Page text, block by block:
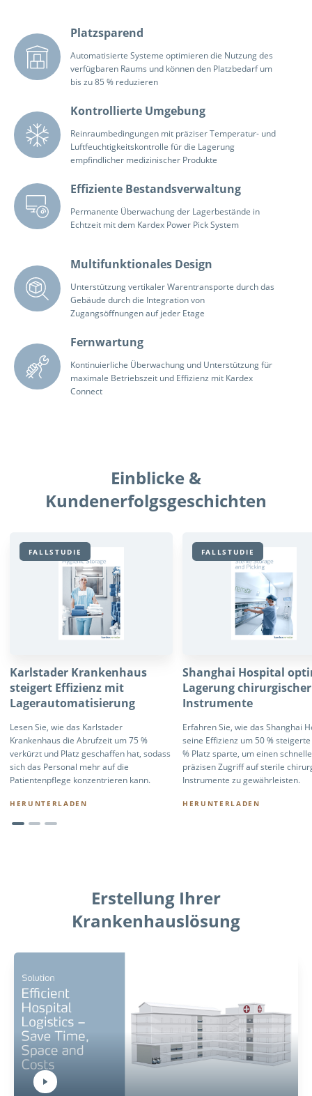
Platzsparend
Automatisierte Systeme optimieren die Nutzung des
verfügbaren Raums und können den Platzbedarf um
bis zu 85 % reduzieren
Kontrollierte Umgebung
Reinraumbedingungen mit präziser Temperatur- und
Luftfeuchtigkeitskontrolle für die Lagerung
empfindlicher medizinischer Produkte
Effiziente Bestandsverwaltung
Permanente Überwachung der Lagerbestände in
Echtzeit mit dem Kardex Power Pick System
Multifunktionales Design
Unterstützung vertikaler Warentransporte durch das
Gebäude durch die Integration von
Zugangsöffnungen auf jeder Etage
Fernwartung
Kontinuierliche Überwachung und Unterstützung für
maximale Betriebszeit und Effizienz mit Kardex
Connect
Einblicke &
Kundenerfolgsgeschichten
FALLSTUDIE
Karlstader Krankenhaus
steigert Effizienz mit
Lagerautomatisierung
Lesen Sie, wie das Karlstader
Krankenhaus die Abrufzeit um 75 %
verkürzt und Platz geschaffen hat, sodass
sich das Personal mehr auf die
Patientenpflege konzentrieren kann.
HERUNTERLADEN
FALLSTUDIE
Shanghai Hospital
Lagerung chirurgischer
Instrumente
Erfahren Sie, wie das Shanghai
seine Effizienz um 50 %
% Platz sparte, um einen
präzisen Zugriff auf sterile
Instrumente zu gewährleisten.
HERUNTERLADEN
Erstellung Ihrer
Krankenhauslösung
Hit ENTER to activate YouTube-Player. Access player controlls via TAB.